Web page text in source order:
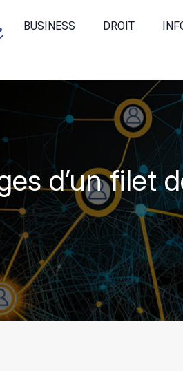
BUSINESS DROIT
d’un filet